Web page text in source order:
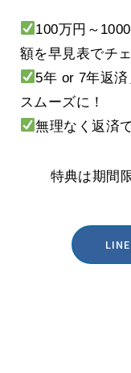
100万円～
額を早見表でチェ
5年 or 7年返
スムーズに！
無理なく返済
特典は期間